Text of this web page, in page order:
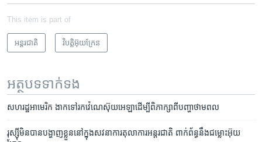
This item is part of
អន្តរជាតិ វិបត្តិអ៊ុយក្រែន
អត្ថបទ​ទាក់ទង
សហរដ្ឋ​អាមេរិក ងាក​ទៅ​រក​វ៉េណេស៊ុយអេឡា​ដើម្បី​ពិភាក្សា​ពី​បញ្ហា​ថាមពល
រុស្ស៊ី​មិន​បាន​​បង្ហាញ​ខ្លួន​នៅ​ក្នុង​សវនាការ​តុលាការ​អន្តរជាតិ​ ​ពាក់​ព័ន្ធ​នឹង​ជម្លោះ​​អ៊ុយ